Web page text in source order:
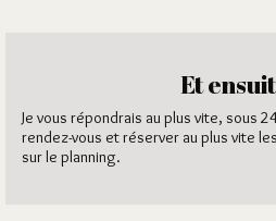
Et
Je vous répondrais au plus vite, sous
rendez-vous et réserver au plus vite
sur le planning.